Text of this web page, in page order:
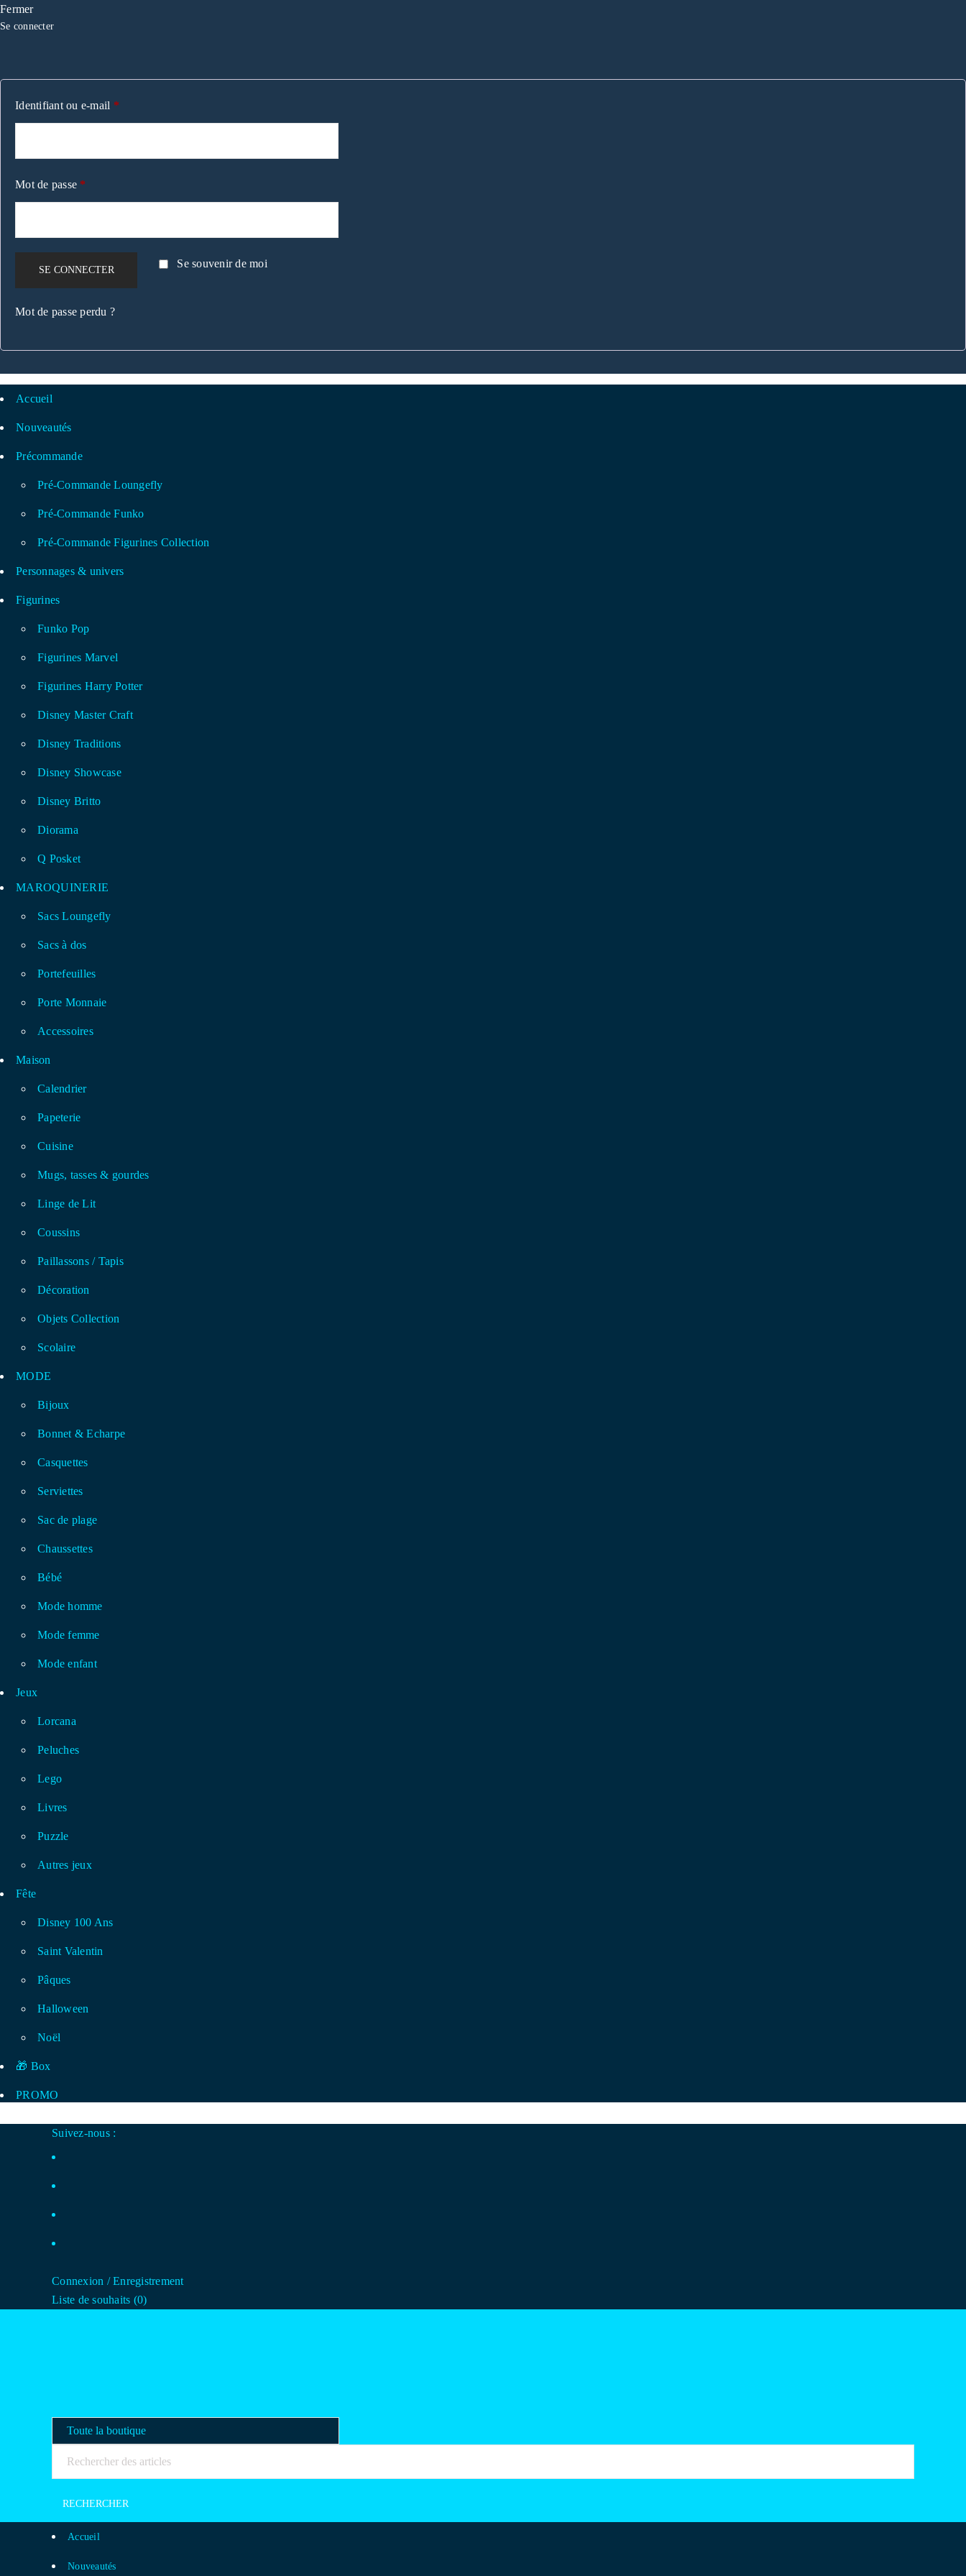
Fermer
Se connecter
Identifiant ou e-mail *
Mot de passe *
Se souvenir de moi
SE CONNECTER
Mot de passe perdu ?
Accueil
Nouveautés
Précommande
Pré-Commande Loungefly
Pré-Commande Funko
Pré-Commande Figurines Collection
Personnages & univers
Figurines
Funko Pop
Figurines Marvel
Figurines Harry Potter
Disney Master Craft
Disney Traditions
Disney Showcase
Disney Britto
Diorama
Q Posket
MAROQUINERIE
Sacs Loungefly
Sacs à dos
Portefeuilles
Porte Monnaie
Accessoires
Maison
Calendrier
Papeterie
Cuisine
Mugs, tasses & gourdes
Linge de Lit
Coussins
Paillassons / Tapis
Décoration
Objets Collection
Scolaire
MODE
Bijoux
Bonnet & Echarpe
Casquettes
Serviettes
Sac de plage
Chaussettes
Bébé
Mode homme
Mode femme
Mode enfant
Jeux
Lorcana
Peluches
Lego
Livres
Puzzle
Autres jeux
Fête
Disney 100 Ans
Saint Valentin
Pâques
Halloween
Noël
🎁 Box
PROMO
Suivez-nous :
Connexion /Enregistrement
Liste de souhaits (0)
Accueil
Nouveautés